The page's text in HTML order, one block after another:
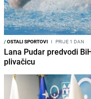
/OSTALI SPORTOVI I PRIJE 1 DAN
Lana Pudar predvodi
plivačicu